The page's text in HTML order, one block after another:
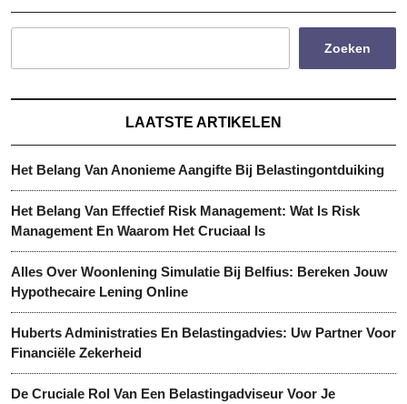
Zoeken
LAATSTE ARTIKELEN
Het Belang Van Anonieme Aangifte Bij Belastingontduiking
Het Belang Van Effectief Risk Management: Wat Is Risk
Management En Waarom Het Cruciaal Is
Alles Over Woonlening Simulatie Bij Belfius: Bereken Jouw
Hypothecaire Lening Online
Huberts Administraties En Belastingadvies: Uw Partner Voor
Financiële Zekerheid
De Cruciale Rol Van Een Belastingadviseur Voor Je